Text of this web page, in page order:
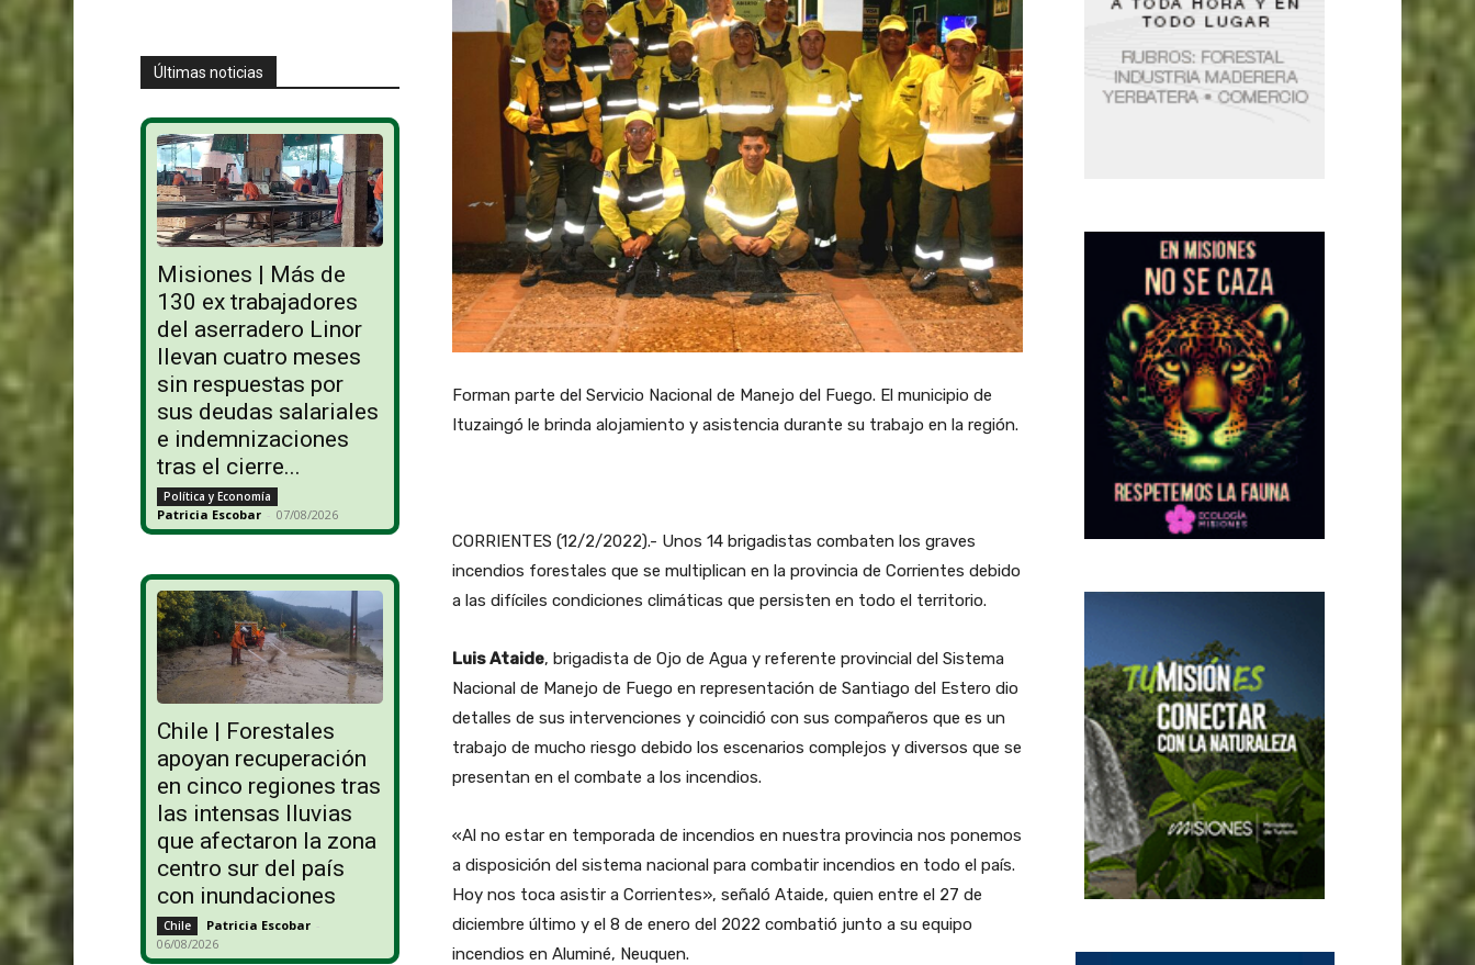
Últimas noticias
Misiones | Más de
130 ex trabajadores
del aserradero Linor
llevan cuatro meses
sin respuestas por
sus deudas salariales
e indemnizaciones
tras el cierre...
Política y Economía
Patricia Escobar - 07/08/2026
Chile | Forestales
apoyan recuperación
en cinco regiones tras
las intensas lluvias
que afectaron la zona
centro sur del país
con inundaciones
Chile Patricia Escobar -
06/08/2026
Forman parte del Servicio Nacional de Manejo del Fuego. El municipio de
Ituzaingó le brinda alojamiento y asistencia durante su trabajo en la región.
CORRIENTES (12/2/2022).- Unos 14 brigadistas combaten los graves
incendios forestales que se multiplican en la provincia de Corrientes debido
a las difíciles condiciones climáticas que persisten en todo el territorio.
Luis Ataide, brigadista de Ojo de Agua y referente provincial del Sistema
Nacional de Manejo de Fuego en representación de Santiago del Estero dio
detalles de sus intervenciones y coincidió con sus compañeros que es un
trabajo de mucho riesgo debido los escenarios complejos y diversos que se
presentan en el combate a los incendios.
«Al no estar en temporada de incendios en nuestra provincia nos ponemos
a disposición del sistema nacional para combatir incendios en todo el país.
Hoy nos toca asistir a Corrientes», señaló Ataide, quien entre el 27 de
diciembre último y el 8 de enero del 2022 combatió junto a su equipo
incendios en Aluminé, Neuquen.